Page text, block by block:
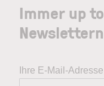
Immer up
Newslettern
Ihre E-Mail-Adresse